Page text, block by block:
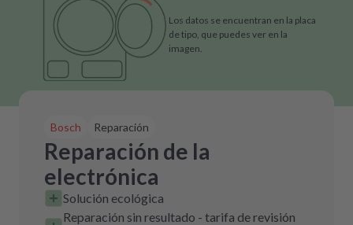
Los datos se encuentran en la placa
de tipo, que puedes ver en la
imagen.
Bosch Reparación
Reparación de la
electrónica
Solución ecológica
Reparación sin resultado - tarifa de revisión